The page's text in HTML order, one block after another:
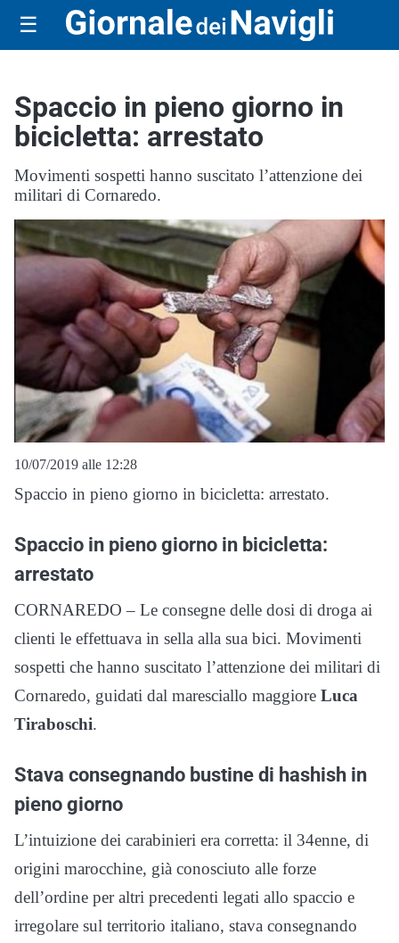
☰
Spaccio in pieno giorno in
bicicletta: arrestato
Movimenti sospetti hanno suscitato l’attenzione dei
militari di Cornaredo.
10/07/2019 alle 12:28
Spaccio in pieno giorno in bicicletta: arrestato.
Spaccio in pieno giorno in bicicletta:
arrestato
CORNAREDO – Le consegne delle dosi di droga ai
clienti le effettuava in sella alla sua bici. Movimenti
sospetti che hanno suscitato l’attenzione dei militari di
Cornaredo, guidati dal maresciallo maggiore Luca
Tiraboschi.
Stava consegnando bustine di hashish in
pieno giorno
L’intuizione dei carabinieri era corretta: il 34enne, di
origini marocchine, già conosciuto alle forze
dell’ordine per altri precedenti legati allo spaccio e
irregolare sul territorio italiano, stava consegnando